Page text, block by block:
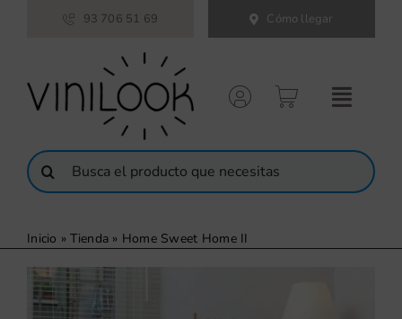
93 706 51 69 Cómo llegar
Buscar:
Inicio »Tienda » Home Sweet Home II